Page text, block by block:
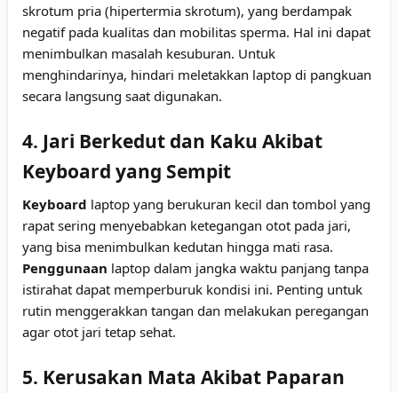
skrotum pria (hipertermia skrotum), yang berdampak
negatif pada kualitas dan mobilitas sperma. Hal ini dapat
menimbulkan masalah kesuburan. Untuk
menghindarinya, hindari meletakkan laptop di pangkuan
secara langsung saat digunakan.
4. Jari Berkedut dan Kaku Akibat
Keyboard yang Sempit
Keyboard laptop yang berukuran kecil dan tombol yang
rapat sering menyebabkan ketegangan otot pada jari,
yang bisa menimbulkan kedutan hingga mati rasa.
Penggunaan laptop dalam jangka waktu panjang tanpa
istirahat dapat memperburuk kondisi ini. Penting untuk
rutin menggerakkan tangan dan melakukan peregangan
agar otot jari tetap sehat.
5. Kerusakan Mata Akibat Paparan